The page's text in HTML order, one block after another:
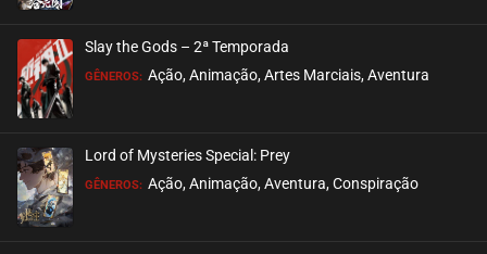
Slay the Gods – 2ª Temporada
GÊNEROS: Ação, Animação, Artes Marciais, Aventura
Lord of Mysteries Special: Prey
GÊNEROS: Ação, Animação, Aventura, Conspiração